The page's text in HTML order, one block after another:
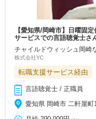
【愛知県/岡崎市】日曜固
サービスでの言語聴覚士さ
チャイルドウィッシュ岡崎
株式会社YC
転職支援サービス経由
言語聴覚士 / 正職員
愛知県 岡崎市 二軒屋